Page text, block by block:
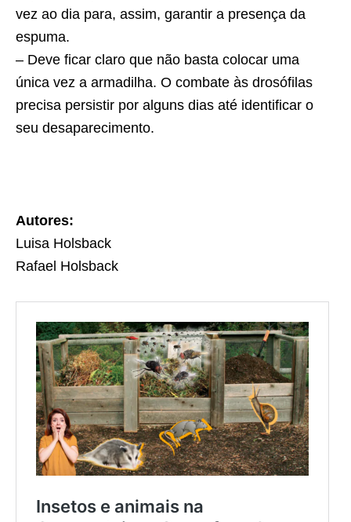
vez ao dia para, assim, garantir a presença da
espuma.
– Deve ficar claro que não basta colocar uma
única vez a armadilha. O combate às drosófilas
precisa persistir por alguns dias até identificar o
seu desaparecimento.
Autores:
Luisa Holsback
Rafael Holsback